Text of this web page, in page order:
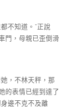
不知道。”正說
門，母親已歪倒滑
，不林天秤，那
的表情已經到達了
邊不克不及離